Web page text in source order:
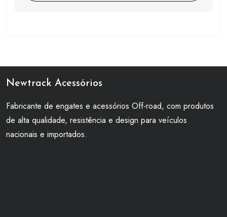
Newtrack Acessórios
Fabricante de engates e acessórios Off-road, com produtos
de alta qualidade, resistência e design para veículos
nacionais e importados.